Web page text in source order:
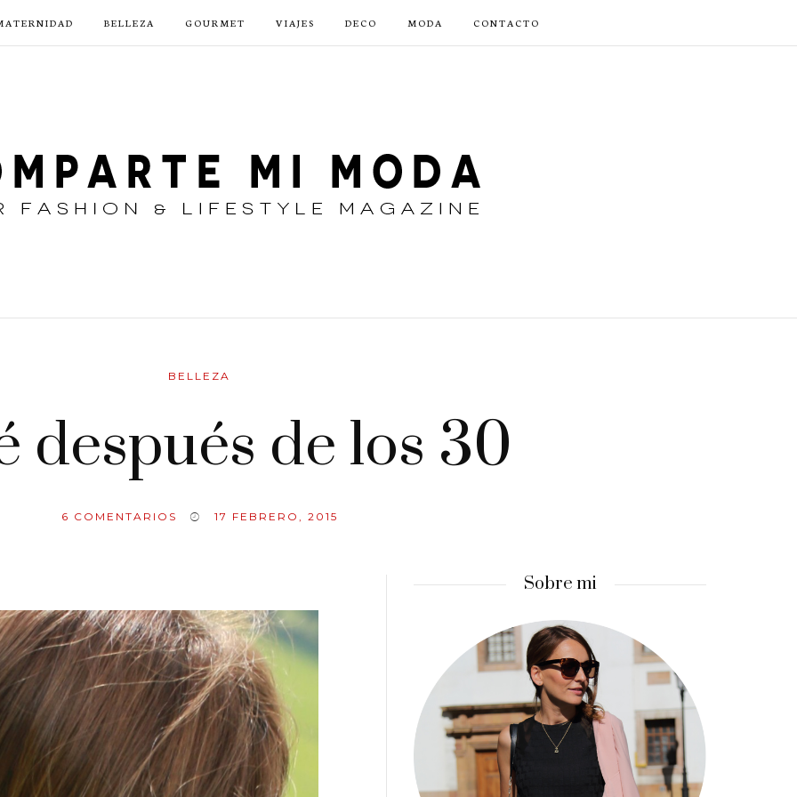
BELLEZA GOURMET VIAJES DECO MODA CONTACTO
BELLEZA
después de los 30
6 COMENTARIOS 17 FEBRERO, 2015
Sobre mi